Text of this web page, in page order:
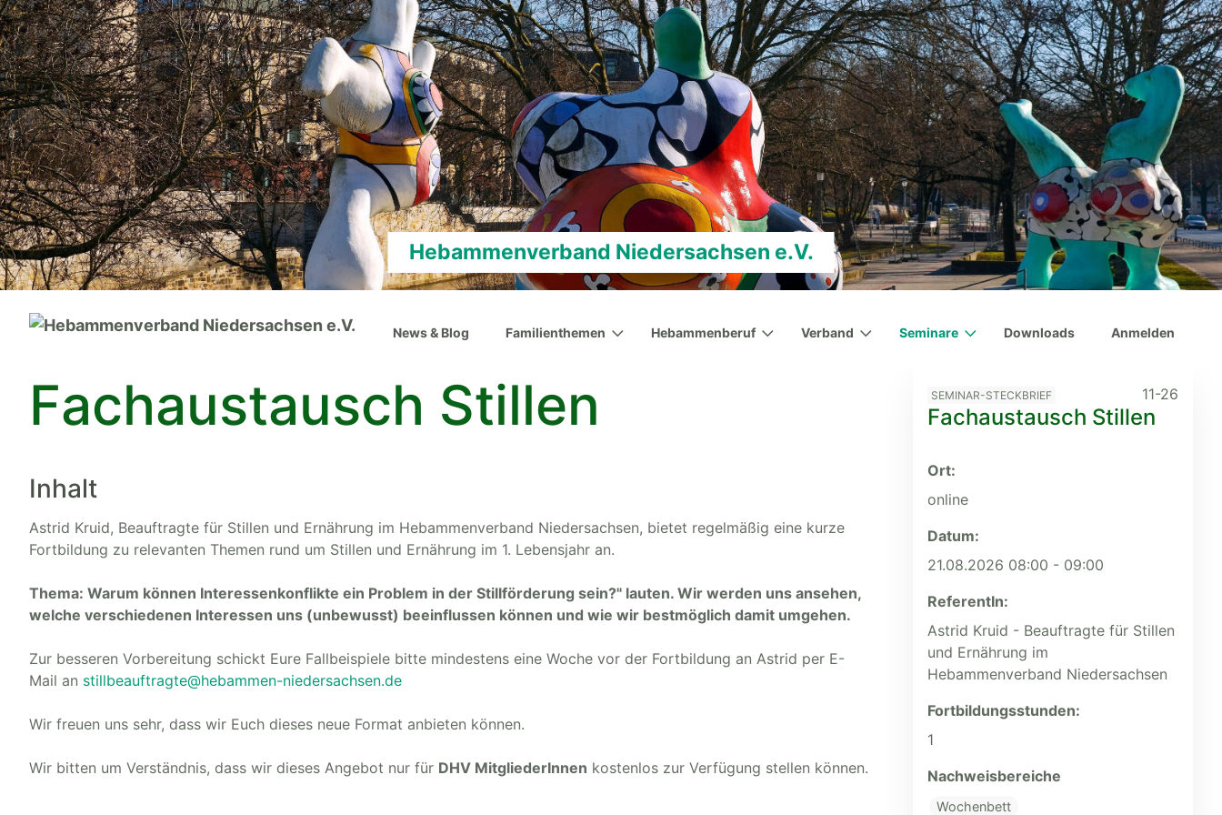
Hebammenverband Niedersachsen e.V.
News & Blog Familienthemen Hebammenberuf Verband Seminare Downloads Anmelden
Fachaustausch Stillen
Inhalt
Astrid Kruid, Beauftragte für Stillen und Ernährung im Hebammenverband Niedersachsen, bietet regelmäßig eine kurze
Fortbildung zu relevanten Themen rund um Stillen und Ernährung im 1. Lebensjahr an.
Thema: Warum können Interessenkonflikte ein Problem in der Stillförderung sein?" lauten. Wir werden uns ansehen,
welche verschiedenen Interessen uns (unbewusst) beeinflussen können und wie wir bestmöglich damit umgehen.
Zur besseren Vorbereitung schickt Eure Fallbeispiele bitte mindestens eine Woche vor der Fortbildung an Astrid per E-
Mail an stillbeauftragte@hebammen-niedersachsen.de
Wir freuen uns sehr, dass wir Euch dieses neue Format anbieten können.
Wir bitten um Verständnis, dass wir dieses Angebot nur für DHV MitgliederInnen kostenlos zur Verfügung stellen können.
11-26
SEMINAR-STECKBRIEF
Fachaustausch Stillen
Ort:
online
Datum:
21.08.2026 08:00 - 09:00
ReferentIn:
Astrid Kruid - Beauftragte für Stillen
und Ernährung im
Hebammenverband Niedersachsen
Fortbildungs­stunden:
1
Nachweisbereiche
Wochenbett